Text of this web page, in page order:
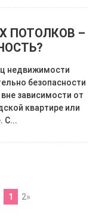
ПОТОЛКОВ –
недвижимости
безопасности
зависимости от
квартире или
С...
1 2»